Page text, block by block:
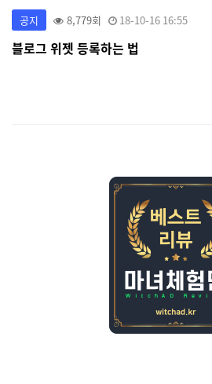
공지 8,779회 18-10-16 16:55
블로그 위젯 등록하는 법